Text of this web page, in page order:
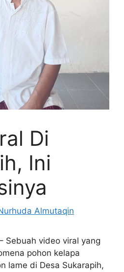
Di
Ini
Almutaqin
Sebuah video viral yang
pohon kelapa
lame di Desa Sukarapih,